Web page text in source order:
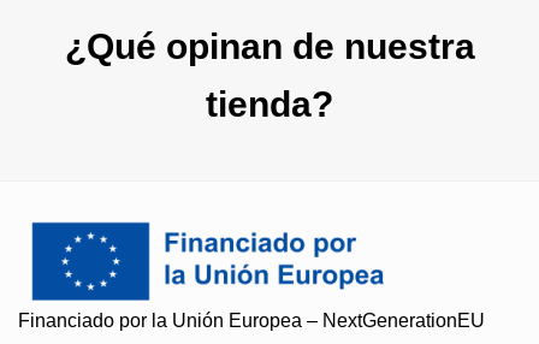
¿Qué opinan de nuestra
tienda?
Financiado por la Unión Europea – NextGenerationEU